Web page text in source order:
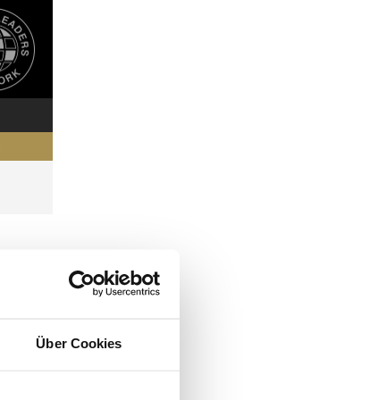
Über Cookies